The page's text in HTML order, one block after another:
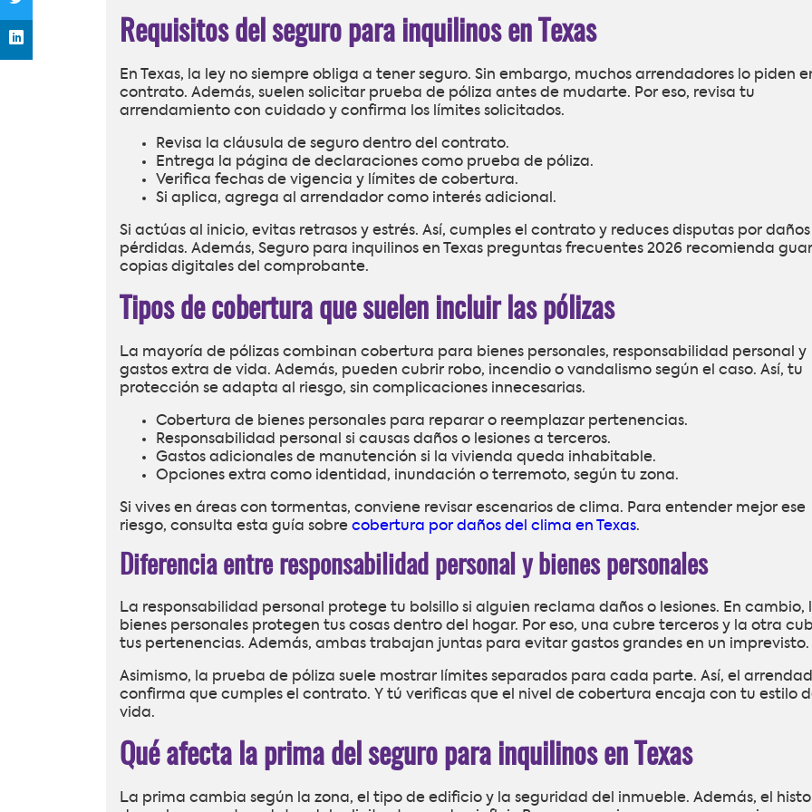
Requisitos del seguro para inquilinos en Texas
En Texas, la ley no siempre obliga a tener seguro. Sin embargo, muchos arrendadores lo piden
contrato. Además, suelen solicitar prueba de póliza antes de mudarte. Por eso, revisa tu
arrendamiento con cuidado y confirma los límites solicitados.
Revisa la cláusula de seguro dentro del contrato.
Entrega la página de declaraciones como prueba de póliza.
Verifica fechas de vigencia y límites de cobertura.
Si aplica, agrega al arrendador como interés adicional.
Si actúas al inicio, evitas retrasos y estrés. Así, cumples el contrato y reduces disputas por daños
pérdidas. Además, Seguro para inquilinos en Texas preguntas frecuentes 2026 recomienda
copias digitales del comprobante.
Tipos de cobertura que suelen incluir las pólizas
La mayoría de pólizas combinan cobertura para bienes personales, responsabilidad personal y
gastos extra de vida. Además, pueden cubrir robo, incendio o vandalismo según el caso. Así, tu
protección se adapta al riesgo, sin complicaciones innecesarias.
Cobertura de bienes personales para reparar o reemplazar pertenencias.
Responsabilidad personal si causas daños o lesiones a terceros.
Gastos adicionales de manutención si la vivienda queda inhabitable.
Opciones extra como identidad, inundación o terremoto, según tu zona.
Si vives en áreas con tormentas, conviene revisar escenarios de clima. Para entender mejor ese
riesgo, consulta esta guía sobre cobertura por daños del clima en Texas.
Diferencia entre responsabilidad personal y bienes personales
La responsabilidad personal protege tu bolsillo si alguien reclama daños o lesiones. En cambio,
bienes personales protegen tus cosas dentro del hogar. Por eso, una cubre terceros y la otra
tus pertenencias. Además, ambas trabajan juntas para evitar gastos grandes en un imprevisto.
Asimismo, la prueba de póliza suele mostrar límites separados para cada parte. Así, el
confirma que cumples el contrato. Y tú verificas que el nivel de cobertura encaja con tu estilo
vida.
Qué afecta la prima del seguro para inquilinos en Texas
La prima cambia según la zona, el tipo de edificio y la seguridad del inmueble. Además, el